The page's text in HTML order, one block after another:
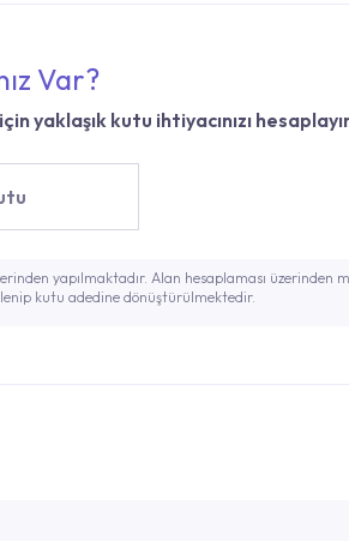
Var?
yaklaşık kutu ihtiyacınızı
yapılmaktadır. Alan hesaplaması üzerinden
kutu adedine dönüştürülmektedir.